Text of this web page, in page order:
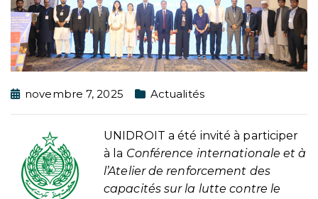
novembre 7, 2025 Actualités
UNIDROIT a été invité à participer
à la Conférence internationale et à
l’Atelier de renforcement des
capacités sur la lutte contre le